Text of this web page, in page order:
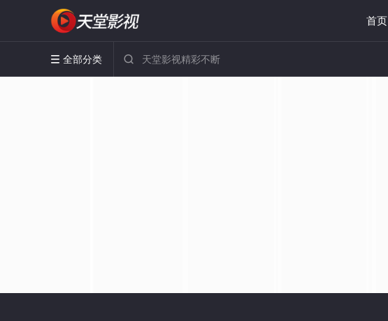
首页
 全部分类 